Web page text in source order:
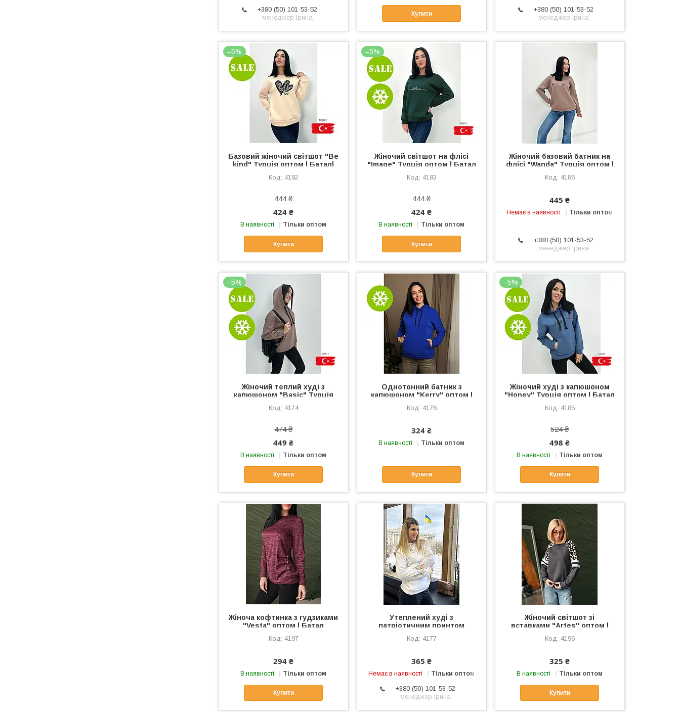
+380 (50) 101-53-52
менеджер Ірина
Купити
+380 (50) 101-53-52
менеджер Ірина
–5%
Базовий жіночий світшот "Be
kind" Турція оптом | Батал|
4182
444 ₴
424 ₴
В наявності Тільки оптом
Купити
–5%
Жіночий світшот на флісі
"Image" Турція оптом | Батал
4183
444 ₴
424 ₴
В наявності Тільки оптом
Купити
Жіночий базовий батник на
флісі "Wanda" Турція оптом |
4186
445 ₴
Немає в наявності Тільки оптом
+380 (50) 101-53-52
менеджер Ірина
–5%
Жіночий теплий худі з
капюшоном "Basic" Турція
моделі
4174
474 ₴
449 ₴
В наявності Тільки оптом
Купити
Однотонний батник з
капюшоном "Kerry" оптом |
4176
324 ₴
В наявності Тільки оптом
Купити
–5%
Жіночий худі з капюшоном
"Honey" Турція оптом | Батал
4185
524 ₴
498 ₴
В наявності Тільки оптом
Купити
Жіноча кофтинка з гудзиками
"Vesta" оптом | Батал
4197
294 ₴
В наявності Тільки оптом
Купити
Утеплений худі з
патріотичним принтом
Розпродаж моделі
4177
365 ₴
Немає в наявності Тільки оптом
+380 (50) 101-53-52
менеджер Ірина
Жіночий світшот зі
вставками "Artes" оптом |
4196
325 ₴
В наявності Тільки оптом
Купити